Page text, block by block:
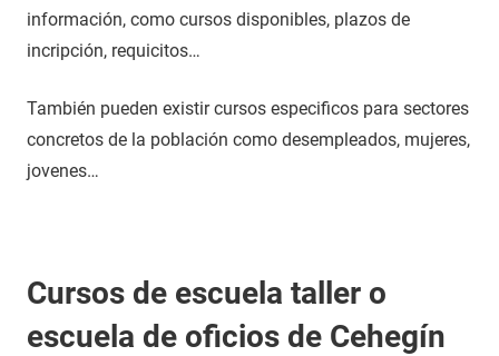
información, como cursos disponibles, plazos de
incripción, requicitos…
También pueden existir cursos especificos para sectores
concretos de la población como desempleados, mujeres,
jovenes…
Cursos de escuela taller o
escuela de oficios de Cehegín